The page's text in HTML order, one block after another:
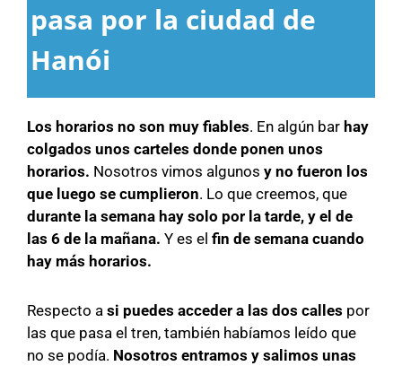
pasa por la ciudad de
Hanói
Los horarios no son muy fiables. En algún bar hay
colgados unos carteles donde ponen unos
horarios. Nosotros vimos algunos y no fueron los
que luego se cumplieron. Lo que creemos, que
durante la semana hay solo por la tarde, y el de
las 6 de la mañana. Y es el fin de semana cuando
hay más horarios.
Respecto a si puedes acceder a las dos calles por
las que pasa el tren, también habíamos leído que
no se podía. Nosotros entramos y salimos unas